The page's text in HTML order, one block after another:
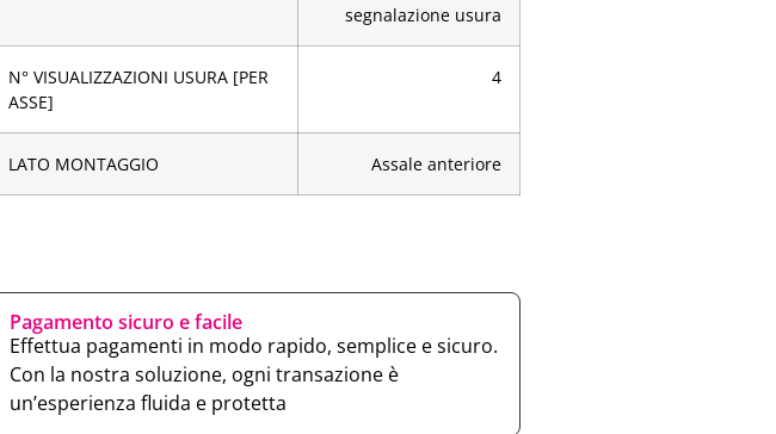
segnalazione usura
N° VISUALIZZAZIONI USURA [PER
ASSE]
4
LATO MONTAGGIO Assale anteriore
Pagamento sicuro e facile
Effettua pagamenti in modo rapido, semplice e sicuro.
Con la nostra soluzione, ogni transazione è
un’esperienza fluida e protetta